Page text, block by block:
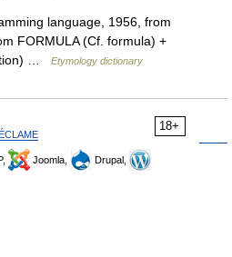
language, 1956, from
FORMULA (Cf. formula) +
…
Etymology dictionary
18+
Joomla,
Drupal,